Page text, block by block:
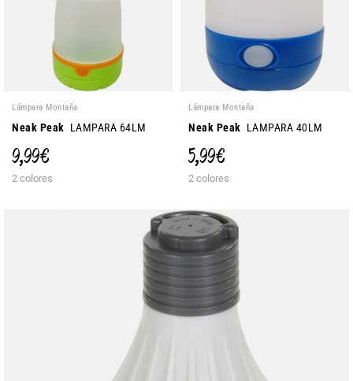
Lámpara Montaña
Neak Peak LAMPARA 64LM
9,99 €
2 colores
Lámpara Montaña
Neak Peak LAMPARA 40LM
5,99 €
2 colores